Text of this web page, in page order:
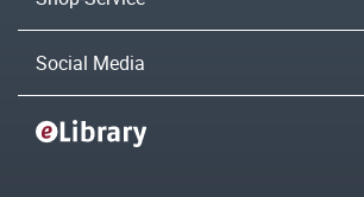
Social Media